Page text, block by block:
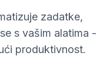
zadatke,
s vašim alatima -
produktivnost.